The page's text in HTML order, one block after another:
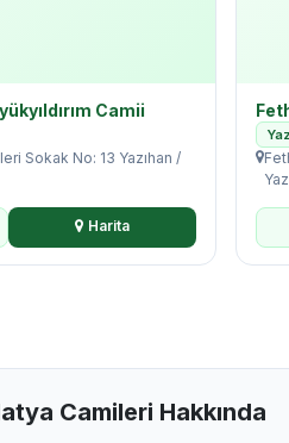
Camii
Sokak No: 13 Yazıhan /
Harita
Camileri Hakkında